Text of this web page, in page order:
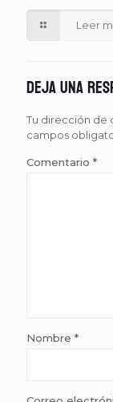
Leer
Deja una
Tu dirección de
campos
Comentario *
Nombre *